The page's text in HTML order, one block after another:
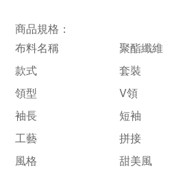
商品規格：
布料名稱
聚酯纖維
款式
套裝
領型
V領
袖長
短袖
工藝
拼接
風格
甜美風